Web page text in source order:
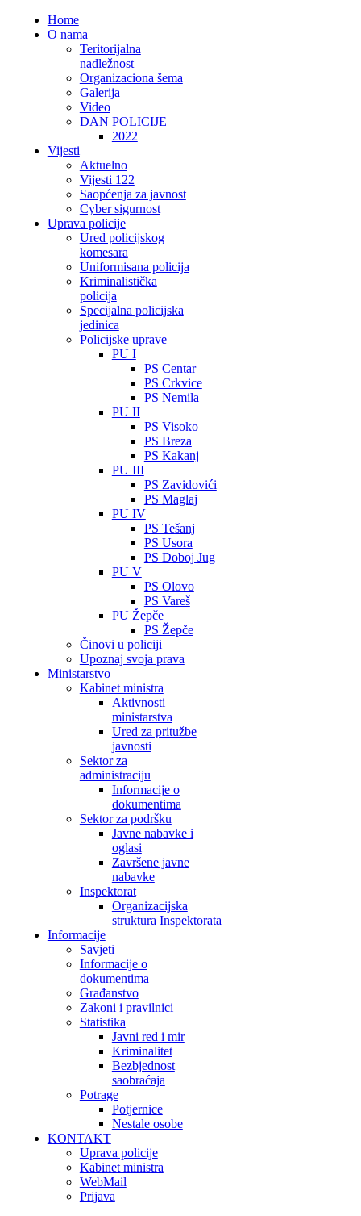
Home
O nama
Teritorijalna
nadležnost
Organizaciona šema
Galerija
Video
DAN POLICIJE
2022
Vijesti
Aktuelno
Vijesti 122
Saopćenja za javnost
Cyber sigurnost
Uprava policije
Ured policijskog
komesara
Uniformisana policija
Kriminalistička
policija
Specijalna policijska
jedinica
Policijske uprave
PU I
PS Centar
PS Crkvice
PS Nemila
PU II
PS Visoko
PS Breza
PS Kakanj
PU III
PS Zavidovići
PS Maglaj
PU IV
PS Tešanj
PS Usora
PS Doboj Jug
PU V
PS Olovo
PS Vareš
PU Žepče
PS Žepče
Činovi u policiji
Upoznaj svoja prava
Ministarstvo
Kabinet ministra
Aktivnosti
ministarstva
Ured za pritužbe
javnosti
Sektor za
administraciju
Informacije o
dokumentima
Sektor za podršku
Javne nabavke i
oglasi
Završene javne
nabavke
Inspektorat
Organizacijska
struktura Inspektorata
Informacije
Savjeti
Informacije o
dokumentima
Građanstvo
Zakoni i pravilnici
Statistika
Javni red i mir
Kriminalitet
Bezbjednost
saobraćaja
Potrage
Potjernice
Nestale osobe
KONTAKT
Uprava policije
Kabinet ministra
WebMail
Prijava